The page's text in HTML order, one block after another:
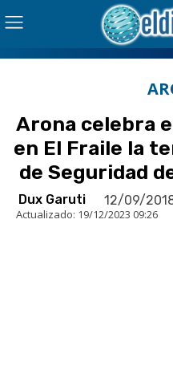
Arona celebra
en El Fraile la
de Seguridad
Dux Garuti 12/09/
Actualizado: 19/12/2023 09:26